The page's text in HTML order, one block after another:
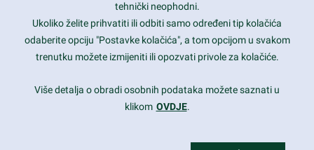
Daily: 9:00 am - 6:00 pm
Sunday: Closed
Copyright 2017FRESHFACE© All Rights Reserved
tehnički neophodni.
Ukoliko želite prihvatiti ili odbiti samo određeni tip kolačića
odaberite opciju "Postavke kolačića", a tom opcijom u svakom
trenutku možete izmijeniti ili opozvati privole za kolačiće.
Više detalja o obradi osobnih podataka možete saznati u
klikom OVDJE.